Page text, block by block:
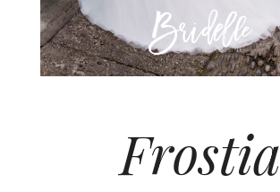
Frostia